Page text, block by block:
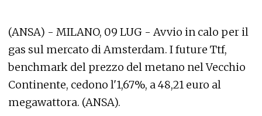
(ANSA) - MILANO, 09 LUG - Avvio in calo per il
gas sul mercato di Amsterdam. I future Ttf,
benchmark del prezzo del metano nel Vecchio
Continente, cedono l'1,67%, a 48,21 euro al
megawattora. (ANSA).